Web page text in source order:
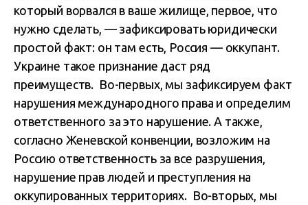
который ворвался в ваше жилище, первое, что
нужно сделать, — зафиксировать юридически
простой факт: он там есть, Россия — оккупант.
Украине такое признание даст ряд
преимуществ. Во-первых, мы зафиксируем факт
нарушения международного права и определим
ответственного за это нарушение. А также,
согласно Женевской конвенции, возложим на
Россию ответственность за все разрушения,
нарушение прав людей и преступления на
оккупированных территориях. Во-вторых, мы